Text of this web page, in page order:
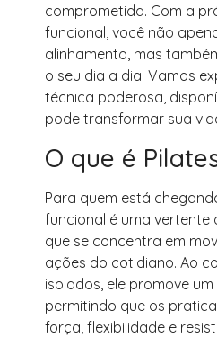
comprometida. Com a
funcional, você não
alinhamento, mas
o seu dia a dia. Vamos
técnica poderosa,
pode transformar sua
O que é
Para quem está
funcional é uma vertente
que se concentra em
ações do cotidiano. Ao
isolados, ele promove
permitindo que os
força, flexibilidade e